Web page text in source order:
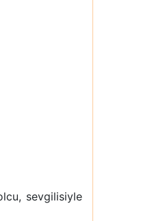
sevgilisiyle